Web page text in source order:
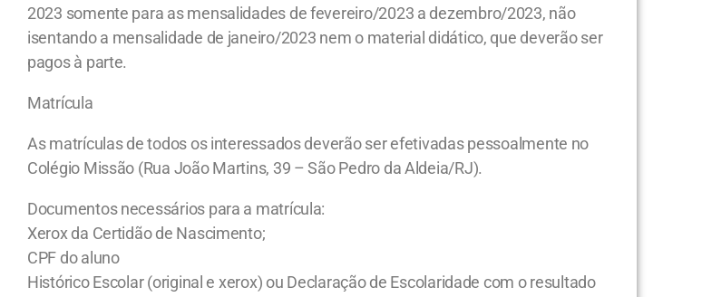
2023 somente para as mensalidades de fevereiro/2023 a dezembro/2023, não
isentando a mensalidade de janeiro/2023 nem o material didático, que deverão ser
pagos à parte.
Matrícula
As matrículas de todos os interessados deverão ser efetivadas pessoalmente no
Colégio Missão (Rua João Martins, 39 – São Pedro da Aldeia/RJ).
Documentos necessários para a matrícula:
Xerox da Certidão de Nascimento;
CPF do aluno
Histórico Escolar (original e xerox) ou Declaração de Escolaridade com o resultado